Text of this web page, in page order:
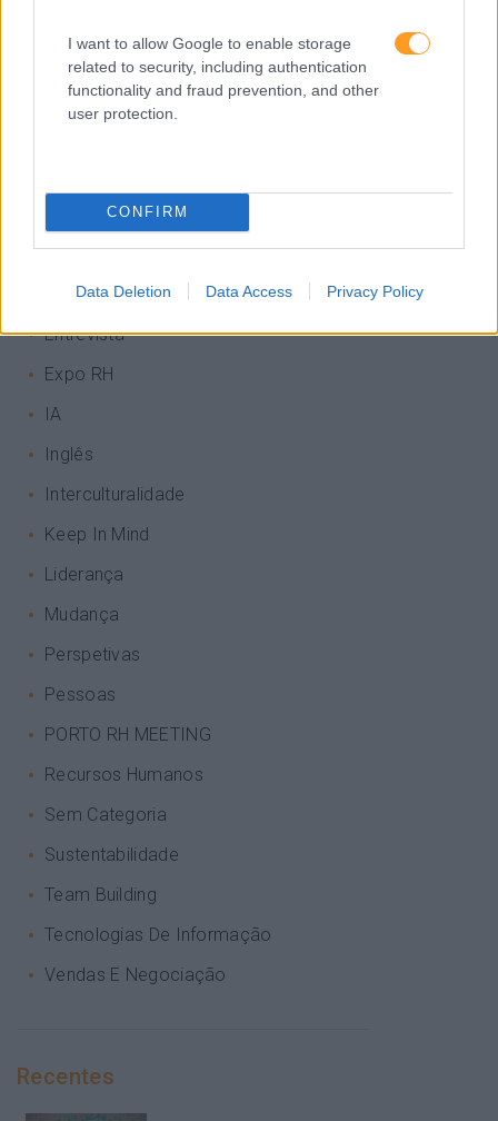
I want to allow Google to enable storage
related to security, including authentication
functionality and fraud prevention, and other
user protection.
CONFIRM
Data Deletion Data Access Privacy Policy
Aprendizagem
Artigo De Opinião
Desenvolvimento
Desenvolvimento De Competências
Entrevista
Expo RH
IA
Inglês
Interculturalidade
Keep In Mind
Liderança
Mudança
Perspetivas
Pessoas
PORTO RH MEETING
Recursos Humanos
Sem Categoria
Sustentabilidade
Team Building
Tecnologias De Informação
Vendas E Negociação
Recentes